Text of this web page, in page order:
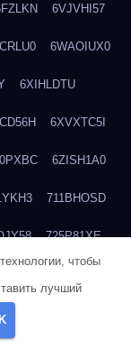
6VJVHI57
6WAOIUX0
6XIHLDTU
6XVXTC5I
6ZISH1A0
711BHOSD
725P81XE
чтобы
лучший